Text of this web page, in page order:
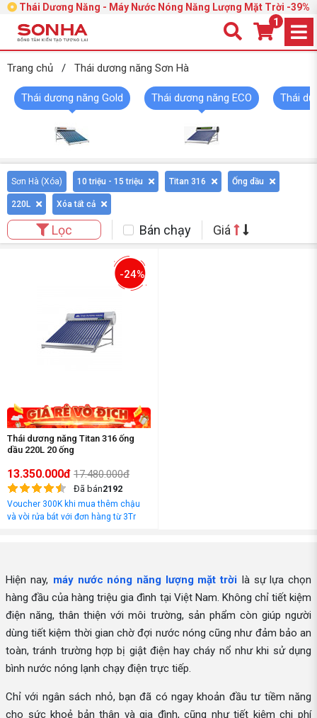
Thái Dương Năng - Máy Nước Nóng Năng Lượng Mặt Trời -39%
1
Trang chủ / Thái dương năng Sơn Hà
Thái dương năng Gold Thái dương năng ECO Thái
Sơn Hà (Xóa) 10 triệu - 15 triệu Titan 316 Ống dầu
220L Xóa tất cả
Lọc Bán chạy Giá
-24%
Thái dương năng Titan 316 ống
dầu 220L 20 ống
13.350.000đ 17.480.000đ
Đã bán2192
Voucher 300K khi mua thêm chậu
và vòi rửa bát với đơn hàng từ 3Tr
Hiện nay, máy nước nóng năng lượng mặt trời là sự lựa chọn
hàng đầu của hàng triệu gia đình tại Việt Nam. Không chỉ tiết kiệm
điện năng, thân thiện với môi trường, sản phẩm còn giúp người
dùng tiết kiệm thời gian chờ đợi nước nóng cũng như đảm bảo an
toàn, tránh trường hợp bị giật điện hay cháy nổ như khi sử dụng
bình nước nóng lạnh chạy điện trực tiếp.
Chỉ với ngân sách nhỏ, bạn đã có ngay khoản đầu tư tiềm năng
cho sức khoẻ bản thân và gia đình, cũng như tiết kiệm chi phí